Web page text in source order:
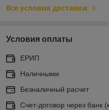
Все условия доставки
Условия оплаты
ЕРИП
Наличными
Безналичный расчет
Счет-договор через банк